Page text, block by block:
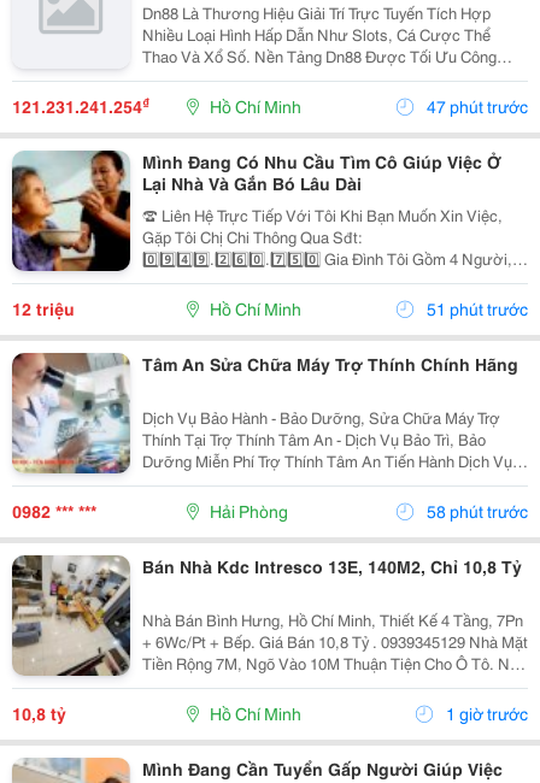
Dn88 Là Thương Hiệu Giải Trí Trực Tuyến Tích Hợp
Nhiều Loại Hình Hấp Dẫn Như Slots, Cá Cược Thể
Thao Và Xổ Số. Nền Tảng Dn88 Được Tối Ưu Công
Nghệ, Bảo Mật Cao, Nạp Rút Nhanh Và Hỗ Trợ Tốt Trên
Pc Lẫn Điện Thoại Di Động. Website:
Https://Dn88C.com/...
121.231.241.254₫ Hồ Chí Minh 47 phút trước
Mình Đang Có Nhu Cầu Tìm Cô Giúp Việc Ở
Lại Nhà Và Gắn Bó Lâu Dài
☎️ Liên Hệ Trực Tiếp Với Tôi Khi Bạn Muốn Xin Việc,
Gặp Tôi Chị Chi Thông Qua Sđt:
0️⃣9️⃣4️⃣9️⃣.2️⃣6️⃣0️⃣.7️⃣5️⃣0️⃣ Gia Đình Tôi Gồm 4 Người, 2
Vợ Chồng 2 Con Nhỏ, Bé Lớn 9 Tuổi Đã Đi Học Có Ba
Mẹ Đưa Rước, Bé Nhỏ 1 Tuổi. Nhà Thì Chỉ Có 1 Lầu.
12 triệu Hồ Chí Minh 51 phút trước
Tâm An Sửa Chữa Máy Trợ Thính Chính Hãng
Dịch Vụ Bảo Hành - Bảo Dưỡng, Sửa Chữa Máy Trợ
Thính Tại Trợ Thính Tâm An - Dịch Vụ Bảo Trì, Bảo
Dưỡng Miễn Phí Trợ Thính Tâm An Tiến Hành Dịch Vụ
Bảo Dưỡng, Vệ Sinh Sấy Khô Máy Trợ Thính Định Kì 3
Tháng/1 Lần Đối Với Tất Cả Các Thiêt Bị Trợ...
0982 *** *** Hải Phòng 58 phút trước
Bán Nhà Kdc Intresco 13E, 140M2, Chỉ 10,8 Tỷ
Nhà Bán Bình Hưng, Hồ Chí Minh, Thiết Kế 4 Tầng, 7Pn
+ 6Wc/Pt + Bếp. Giá Bán 10,8 Tỷ . 0939345129 Nhà Mặt
Tiền Rộng 7M, Ngõ Vào 10M Thuận Tiện Cho Ô Tô. Nội
Thất Bao Gồm Điều Hòa, Tủ Lạnh, Giường, Mang Đến
Không Gian Sống Thoải Mái Và Tiện Nghi....
10,8 tỷ Hồ Chí Minh 1 giờ trước
Mình Đang Cần Tuyển Gấp Người Giúp Việc